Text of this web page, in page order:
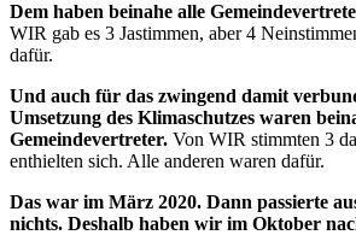
Dem haben beinahe alle
WIR gab es 3 Jastimmen, aber 4
dafür.
Und auch für das zwingend damit
Umsetzung des Klimaschutzes waren
Gemeindevertreter. Von WIR stimmten 3
enthielten sich. Alle anderen waren dafür.
Das war im März 2020. Dann passierte
nichts. Deshalb haben wir im Oktober